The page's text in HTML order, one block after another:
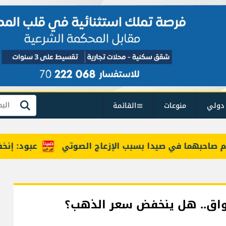
منوعات القائمة بحث
عبود: إنخفاض حركة المسافرين في صيدا بسبب الإزعاج الصوتي
هل ينخفض سعر الذهب؟